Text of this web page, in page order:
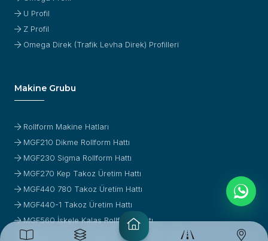
U Profil
Z Profil
Omega Direk (Trafik Levha Direk) Profilleri
Makine Grubu
Rollform Makine Hatları
MGF210 Dikme Rollform Hattı
MGF230 Sigma Rollform Hattı
MGF270 Kep Takoz Üretim Hattı
MGF440 780 Takoz Üretim Hattı
MGF440-1 Takoz Üretim Hattı
MGF560 İskele Kalas Rollform Hattı
MGF600 Güneş Enerjisi U,C,Z Rollform Hattı